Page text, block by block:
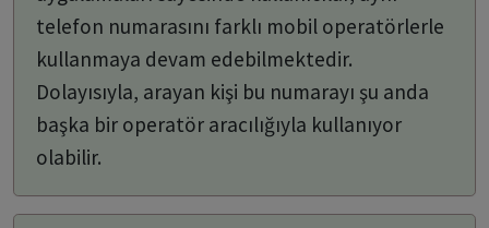
telefon numarasını farklı mobil operatörlerle
kullanmaya devam edebilmektedir.
Dolayısıyla, arayan kişi bu numarayı şu anda
başka bir operatör aracılığıyla kullanıyor
olabilir.